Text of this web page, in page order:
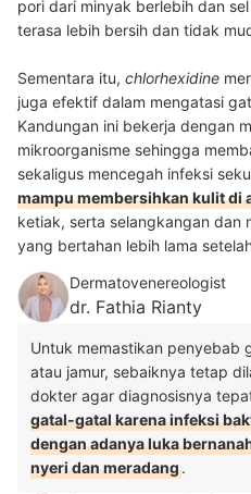
pori dari minyak berlebih dan
terasa lebih bersih dan tidak
Sementara itu, chlorhexidine
juga efektif dalam mengatasi
Kandungan ini bekerja dengan
mikroorganisme sehingga
sekaligus mencegah infeksi
mampu membersihkan kulit di
ketiak, serta selangkangan dan
yang bertahan lebih lama
Dermatovenereologist
dr. Fathia Rianty
Untuk memastikan penyebab
atau jamur, sebaiknya tetap
dokter agar diagnosisnya
gatal-gatal karena infeksi
dengan adanya luka
nyeri dan meradang.